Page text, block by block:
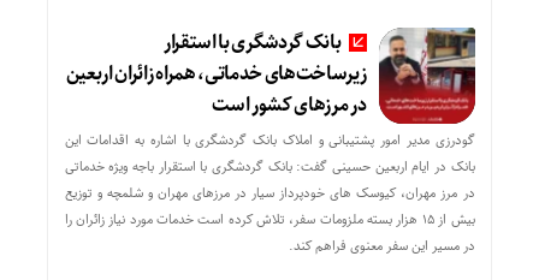
بانک گردشگری با استقرار
زیرساخت‌های خدماتی، همراه زائران اربعین
در مرزهای کشور است
گودرزی مدیر امور پشتیبانی و املاک بانک گردشگری با اشاره به اقدامات این
بانک در ایام اربعین حسینی گفت: بانک گردشگری با استقرار باجه ویژه خدماتی
در مرز مهران، کیوسک های خودپرداز سیار در مرزهای مهران و شلمچه و توزیع
بیش از ۱۵ هزار بسته ملزومات سفر، تلاش کرده است خدمات مورد نیاز زائران را
در مسیر این سفر معنوی فراهم کند.